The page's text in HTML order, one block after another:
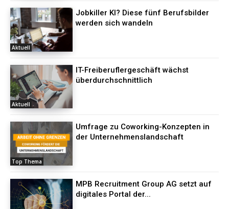
Aktuell
Jobkiller KI? Diese fünf Berufsbilder
werden sich wandeln
Aktuell
IT-Freiberuflergeschäft wächst
überdurchschnittlich
Top Thema
Umfrage zu Coworking-Konzepten in
der Unternehmenslandschaft
MPB Recruitment Group AG setzt auf
digitales Portal der...